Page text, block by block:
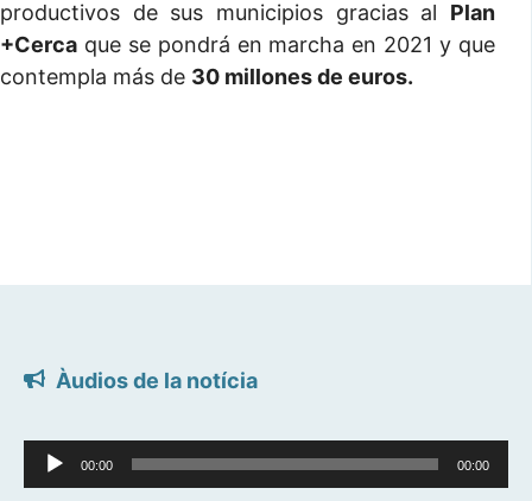
productivos de sus municipios gracias al Plan
+Cerca que se pondrá en marcha en 2021 y que
contempla más de 30 millones de euros.
Àudios de la notícia
Reproductor
d'àudio
00:00 00:00